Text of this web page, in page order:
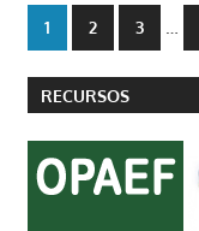
Paginación
de
entradas
1 2 3
RECURSOS